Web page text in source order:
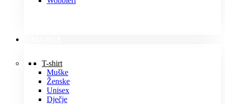
T-shirt
Muške
Ženske
Unisex
Dječje